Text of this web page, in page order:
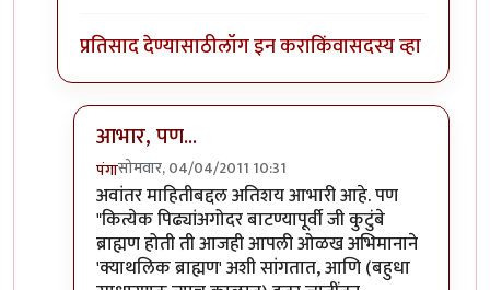
प्रतिसाद देण्यासाठीलॉग इन कराकिंवासदस्य व्हा
आभार, पण...
पंगासोमवार, 04/04/2011 10:31
In reply toथोडक्यात, 'ब्राह्मण' याbyllपुण्याचे पेशवेll
अवांतर माहितीबद्दल अतिशय आभारी आहे. पण
"कित्येक पिढ्यांअगोदर बाटण्यापूर्वी जी कुटुंबे
ब्राह्मण होती ती आजही आपली ओळख अभिमानाने
'क्याथलिक ब्राह्मण' अशी सांगतात, आणि (बहुधा